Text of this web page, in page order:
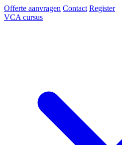
Offerte aanvragen Contact Register
VCA cursus